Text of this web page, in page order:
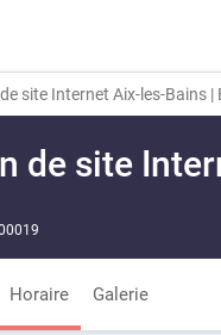
site Internet Aix-les-Bains |
de site
Horaire Galerie